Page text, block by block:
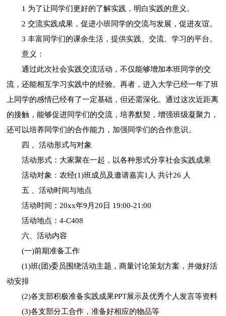
1 为了让同学们更好的了解实践，明白实践的意义。
2 交流实践成果，促进小班同学的交流与发展，促进友谊。
3 丰富同学们的课余生活，提供实践、交流、学习的平台。
意义：
通过此次社会实践交流活动，不仅能够增加本班同学的交
流，还能相互学习实践中的经验。再者，进入大学已经一年了班
上同学的感情已经有了一定基础，但还需深化。通过这次近距离
的接触，能够促进同学们的交流，培养默契，增强班级凝聚力，
还可以培养同学们的合作能力，加强同学们的合作意识。
四 、活动形式与对象
活动形式：大家聚在一起，以各种形式分享社会实践成果
活动对象：农经(1)班成员及邀请嘉宾1人 共计26 人
五 、活动时间与地点
活动时间：20xx年9月20日 19:00-21:00
活动地点：4-C408
六、活动内容
(一)前期准备工作
(1)班(团)委员围绕活动主题，商量讨论策划方案，并做好活
动安排
(2)各支部积极准备实践成果PPT展示及优秀个人发言等资料
(3)各支部分工合作，准备好相应的物品等